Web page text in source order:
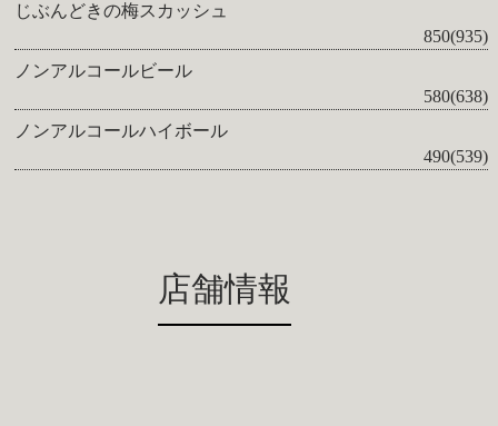
じぶんどきの梅スカッシュ
850(935)
ノンアルコールビール
580(638)
ノンアルコールハイボール
490(539)
店舗情報